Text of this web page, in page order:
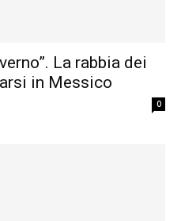
La rabbia dei
in Messico
0